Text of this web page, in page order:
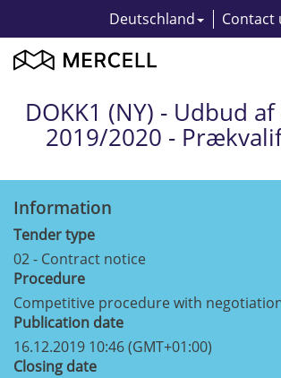
Deutschland Contact
DOKK1 (NY) - Udbud
2019/2020 -
Information
Tender type
02 - Contract notice
Procedure
Competitive procedure with
Publication date
16.12.2019 10:46 (GMT+01:00)
Closing date